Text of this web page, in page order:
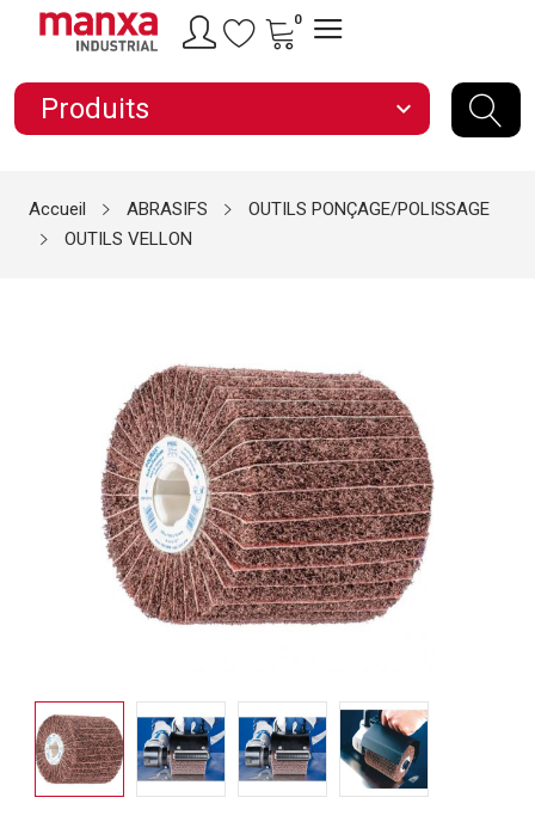
0
Produits expand_more
Accueil ABRASIFS
OUTILS PONÇAGE/POLISSAGE
OUTILS VELLON